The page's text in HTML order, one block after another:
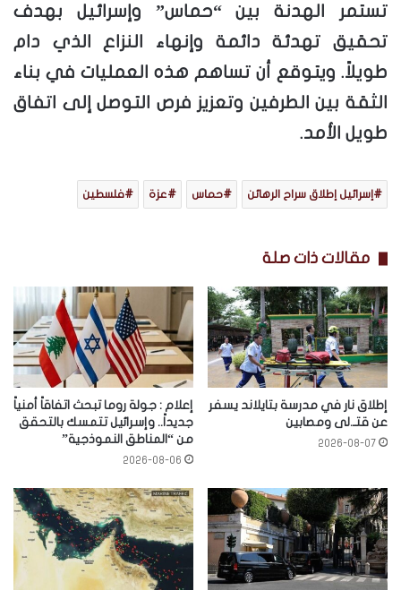
تستمر الهدنة بين “حماس” وإسرائيل بهدف
تحقيق تهدئة دائمة وإنهاء النزاع الذي دام
طويلاً. ويتوقع أن تساهم هذه العمليات في بناء
الثقة بين الطرفين وتعزيز فرص التوصل إلى اتفاق
طويل الأمد.
إسرائيل إطلاق سراح الرهائن حماس عزة فلسطين
مقالات ذات صلة
إطلاق نار في مدرسة بتايلاند يسفر
عن قتـ.لى ومصابين
2026-08-07
إعلام : جولة روما تبحث اتفاقاً أمنياً
جديداً.. وإسرائيل تتمسك بالتحقق
من “المناطق النموذجية”
2026-08-06